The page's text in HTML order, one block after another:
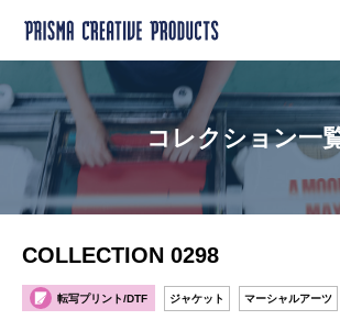
コレクション一
COLLECTION 0298
転写プリント/DTF ジャケット マーシャルアーツ